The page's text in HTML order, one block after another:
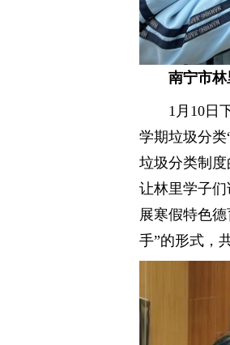
南宁市
1月10日
学期垃圾分类
垃圾分类制
让林里学子
展寒假特色
手”的形式